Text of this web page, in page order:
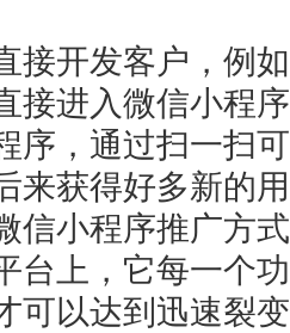
接开发客户，例
接进入微信小程
序，通过扫一扫
来获得好多新的
信小程序推广方
台上，它每一个
可以达到迅速裂